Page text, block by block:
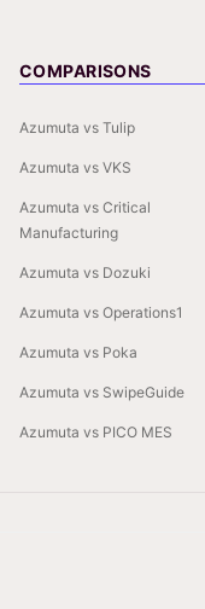
COMPARISONS
Azumuta vs Tulip
Azumuta vs VKS
Azumuta vs Critical
Manufacturing
Azumuta vs Dozuki
Azumuta vs Operations1
Azumuta vs Poka
Azumuta vs SwipeGuide
Azumuta vs PICO MES